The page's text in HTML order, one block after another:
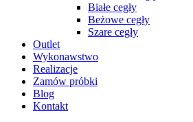
Białe cegły
Beżowe cegły
Szare cegły
Outlet
Wykonawstwo
Realizacje
Zamów próbki
Blog
Kontakt